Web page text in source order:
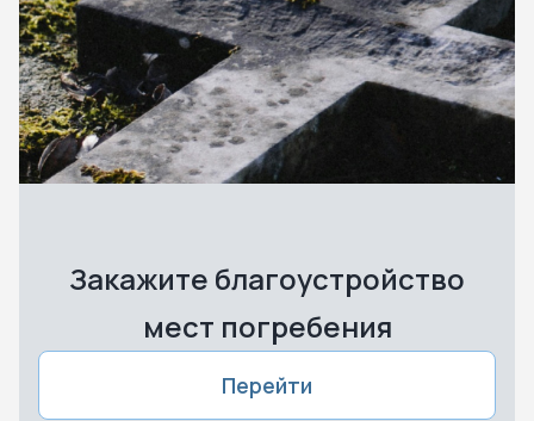
Закажите благоустройство
мест погребения
Перейти